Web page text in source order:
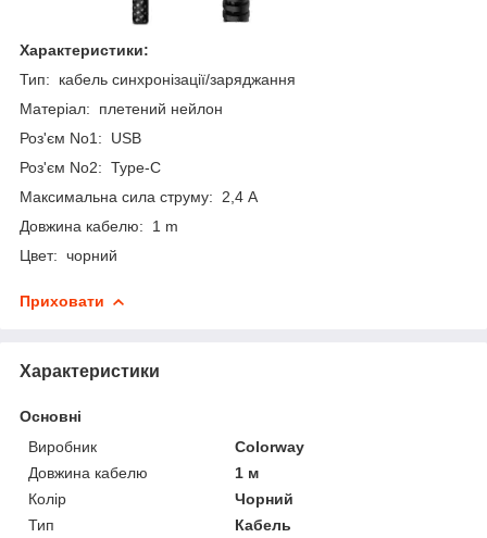
Характеристики:
Тип: кабель синхронізації/заряджання
Матеріал: плетений нейлон
Роз'єм No1: USB
Роз'єм No2: Type-C
Максимальна сила струму: 2,4 А
Довжина кабелю: 1 m
Цвет: чорний
Приховати
Характеристики
Основні
Виробник
Colorway
Довжина кабелю
1 м
Колір
Чорний
Тип
Кабель